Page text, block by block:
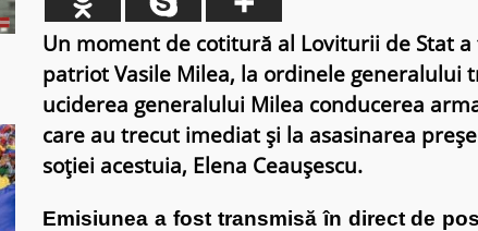
Un moment de cotitură al Loviturii de Stat
patriot Vasile Milea, la ordinele generalului
uciderea generalului Milea conducerea
care au trecut imediat și la asasinarea
soției acestuia, Elena Ceaușescu.
Emisiunea a fost transmisă în direct de